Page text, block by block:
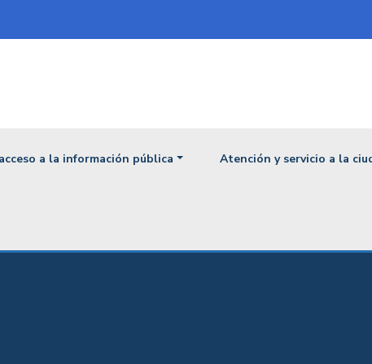
a la información pública Atención y servicio a la